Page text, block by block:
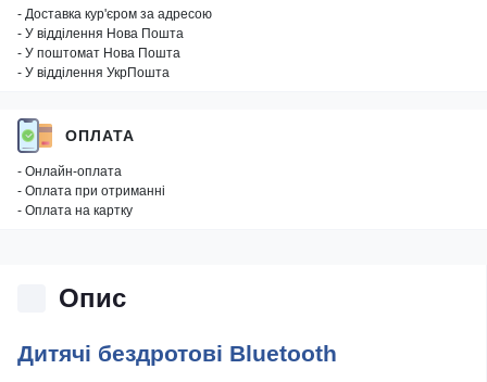
- Доставка кур'єром за адресою
- У відділення Нова Пошта
- У поштомат Нова Пошта
- У відділення УкрПошта
ОПЛАТА
- Онлайн-оплата
- Оплата при отриманні
- Оплата на картку
Опис
Дитячі бездротові Bluetooth